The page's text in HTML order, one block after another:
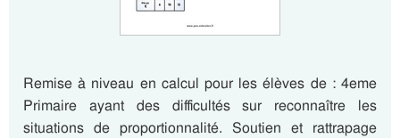
Remise à niveau en calcul pour les élèves de : 4eme
Primaire ayant des difficultés sur reconnaître les
situations de proportionnalité. Soutien et rattrapage